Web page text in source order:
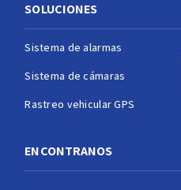
SOLUCIONES
Sistema de alarmas
Sistema de cámaras
Rastreo vehicular GPS
ENCONTRANOS